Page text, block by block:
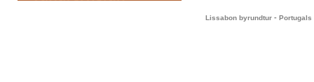
Lissabon byrundtur - Portugals